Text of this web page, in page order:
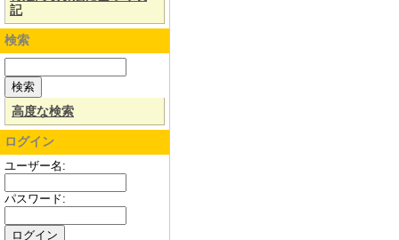
記
検索
高度な検索
ログイン
ユーザー名:
パスワード: